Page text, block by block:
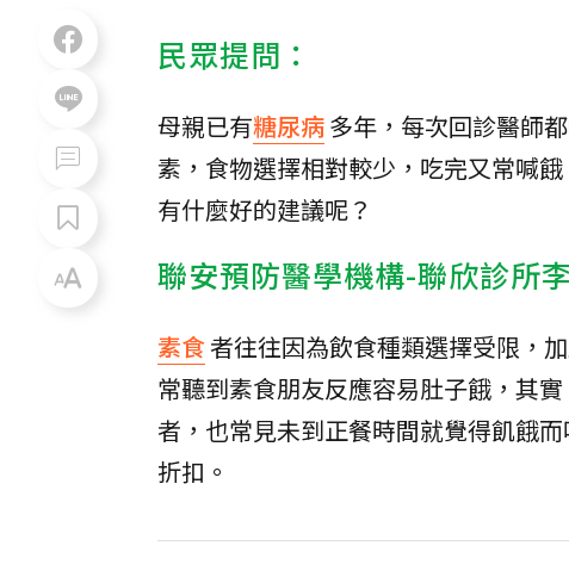
民眾提問：
母親已有糖尿病多年，每次回診醫師
素，食物選擇相對較少，吃完又常喊
有什麼好的建議呢？
聯安預防醫學機構-聯欣診所
素食者往往因為飲食種類選擇受限，
常聽到素食朋友反應容易肚子餓，其
者，也常見未到正餐時間就覺得飢餓
折扣。